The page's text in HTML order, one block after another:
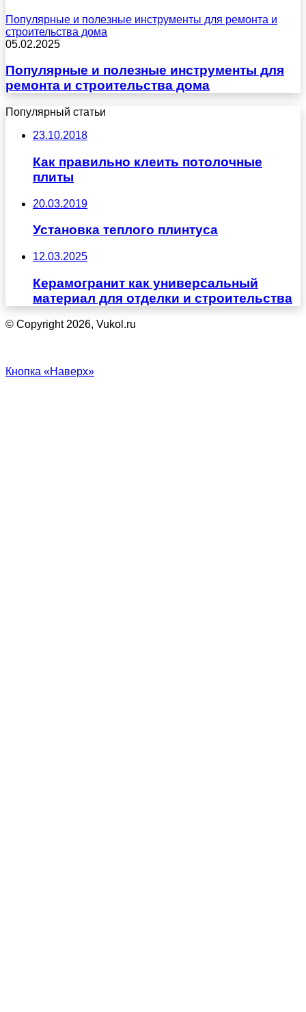
Популярные и полезные инструменты для ремонта и
строительства дома
05.02.2025
Популярные и полезные инструменты для
ремонта и строительства дома
Популярный статьи
23.10.2018
Как правильно клеить потолочные
плиты
20.03.2019
Установка теплого плинтуса
12.03.2025
Керамогранит как универсальный
материал для отделки и строительства
© Copyright 2026, Vukol.ru
Кнопка «Наверх»